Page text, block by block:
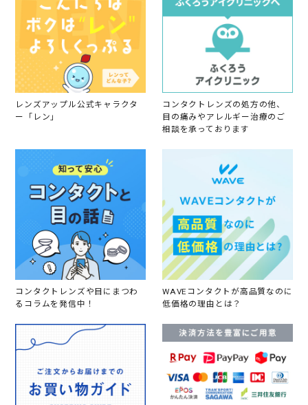
レンズアップル公式キャラクタ
ー「レン」
コンタクトレンズの処方の他、
目の痛みやアレルギー治療のご
相談を承っております
コンタクトレンズや目にまつわ
るコラムを発信中！
WAVEコンタクトが高品質なのに
低価格の理由とは？